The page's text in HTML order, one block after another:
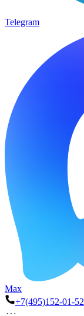
Telegram
Max
+7(495)152-01-52